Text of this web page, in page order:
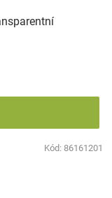
Kód: 86161201